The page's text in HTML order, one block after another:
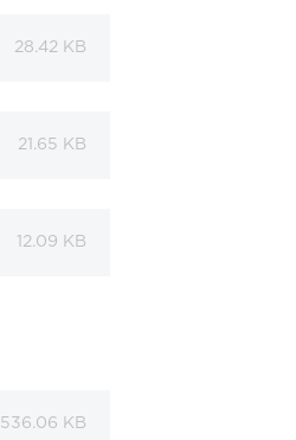
28.42 KB
21.65 KB
12.09 KB
536.06 KB